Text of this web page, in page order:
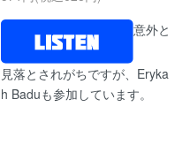
意外と
見落とされがちですが、Eryka
h Baduも参加しています。